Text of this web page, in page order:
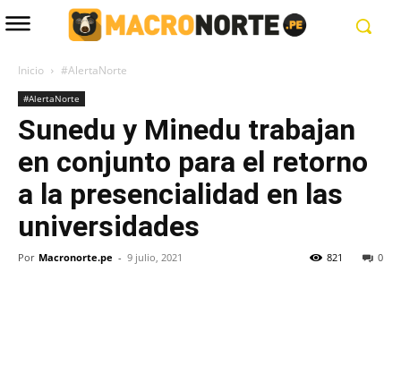
Inicio #AlertaNorte
#AlertaNorte
Sunedu y Minedu trabajan
en conjunto para el retorno
a la presencialidad en las
universidades
Por Macronorte.pe - 9 julio, 2021 0
821